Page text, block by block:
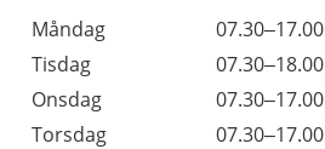
Dag
Öppettider
Kommentarer
Måndag
07.30–17.00
Tisdag
07.30–18.00
Onsdag
07.30–17.00
Torsdag
07.30–17.00